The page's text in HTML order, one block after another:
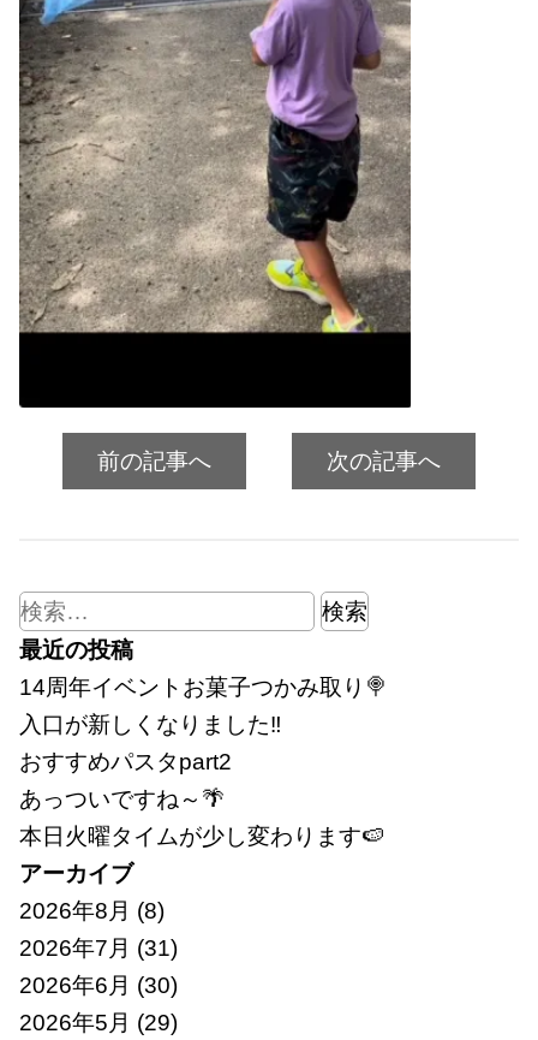
前の記事へ 次の記事へ
検
索:
最近の投稿
14周年イベントお菓子つかみ取り🍭
入口が新しくなりました‼
おすすめパスタpart2
あっついですね～🌴
本日火曜タイムが少し変わります🍉
アーカイブ
2026年8月 (8)
2026年7月 (31)
2026年6月 (30)
2026年5月 (29)